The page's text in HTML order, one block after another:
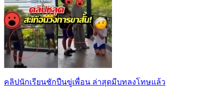
คลิปนักเรียนชักปืนขู่เพื่อน ล่าสุดมีบทลงโทษแล้ว